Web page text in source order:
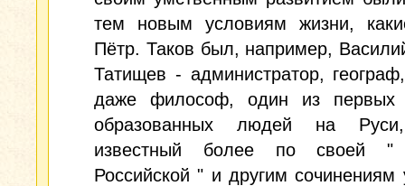
тем новым условиям жизни,
Пётр. Таков был, например,
Татищев - администратор,
даже философ, один из первых
образованных людей на
известный более по своей "
Российской " и другим сочинениям